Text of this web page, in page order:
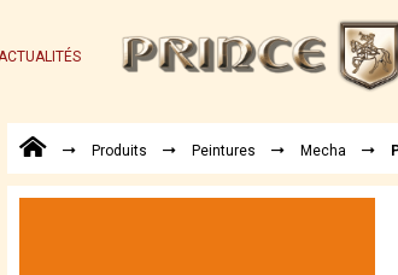
Produits Peintures Mecha